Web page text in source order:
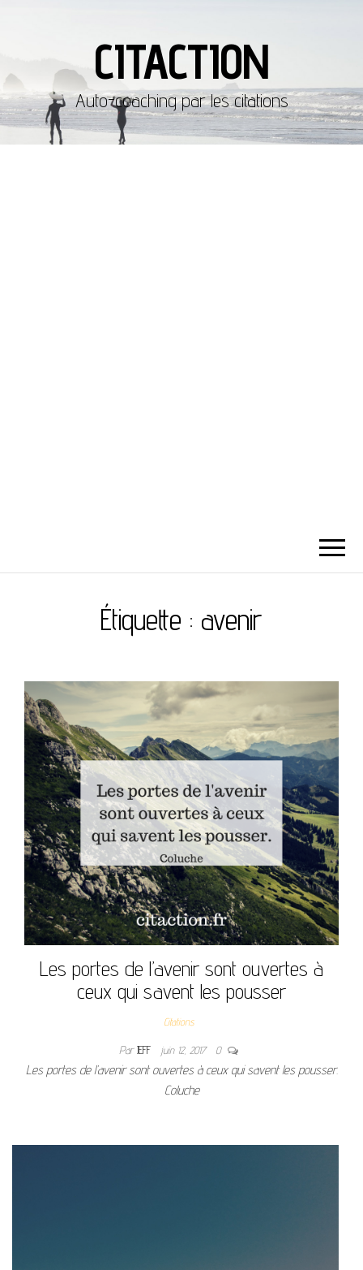
CITACTION
Auto-coaching par les citations
Étiquette : avenir
Les portes de l’avenir sont ouvertes à
ceux qui savent les pousser
Citations
ParJEFF juin 12, 2017 0
Les portes de l’avenir sont ouvertes à ceux qui savent les pousser.
Coluche